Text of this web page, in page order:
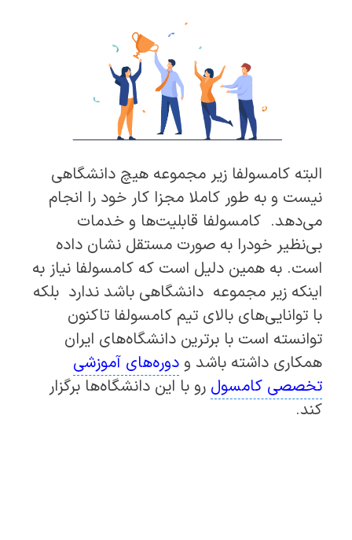
البته کامسولفا زیر مجموعه هیچ دانشگاهی
نیست و به طور کاملا مجزا کار خود را انجام
می‌دهد. کامسولفا قابلیت‌ها و خدمات
بی‌نظیر خودرا به صورت مستقل نشان داده
است. به همین دلیل است که کامسولفا نیاز به
اینکه زیر مجموعه دانشگاهی باشد ندارد بلکه
با توانایی‌های بالای تیم کامسولفا تاکنون
توانسته است با برترین دانشگاه‌های ایران
همکاری داشته باشد و دوره‌های آموزشی
تخصصی کامسول رو با این دانشگاه‌ها برگزار
کند.